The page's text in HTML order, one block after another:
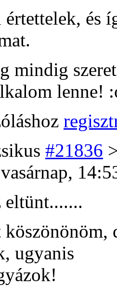
és
mindig
lenne!
#21836
eltünt.......
ugyanis